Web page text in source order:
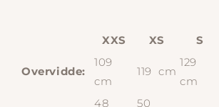
XXS XS S
Overvidde:
109
cm
119 cm
129
cm
48
50